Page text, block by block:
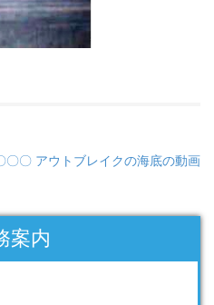
〇〇 アウトブレイクの海底の動画
案内